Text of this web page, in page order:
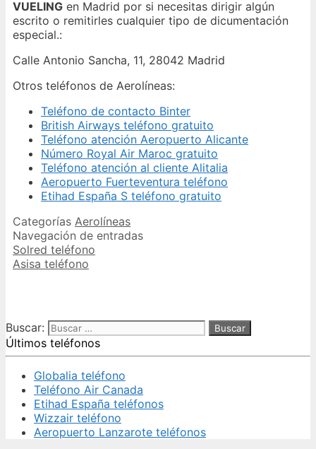
VUELING en Madrid por si necesitas dirigir algún
escrito o remitirles cualquier tipo de dicumentación
especial.:
Calle Antonio Sancha, 11, 28042 Madrid
Otros teléfonos de Aerolíneas:
Teléfono de contacto Binter
British Airways teléfono gratuito
Teléfono atención Aeropuerto Alicante
Número Royal Air Maroc gratuito
Teléfono atención al cliente Alitalia
Aeropuerto Fuerteventura teléfono
Etihad España S teléfono gratuito
Categorías Aerolíneas
Navegación de entradas
Solred teléfono
Asisa teléfono
Buscar:
Últimos teléfonos
Globalia teléfono
Teléfono Air Canada
Etihad España teléfonos
Wizzair teléfono
Aeropuerto Lanzarote teléfonos